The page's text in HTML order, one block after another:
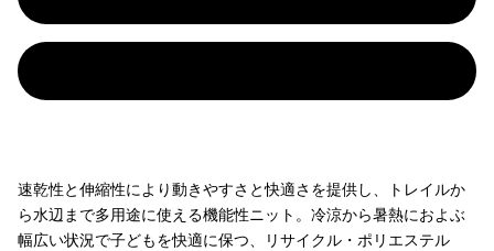
速乾性と伸縮性により動きやすさと快適さを提供し、トレイルか
ら水辺まで多用途に使える機能性ニット。冷涼から暑熱におよぶ
幅広い状況で子どもを快適に保つ、リサイクル・ポリエステル